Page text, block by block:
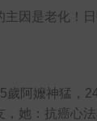
主因是老化！
歲阿嬤神猛，
，她：抗癌心